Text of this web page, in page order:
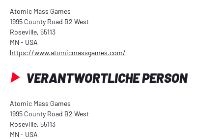
Atomic Mass Games
1995 County Road B2 West
Roseville, 55113
MN - USA
https://www.atomicmassgames.com/
VERANTWORTLICHE PERSON
Atomic Mass Games
1995 County Road B2 West
Roseville, 55113
MN - USA